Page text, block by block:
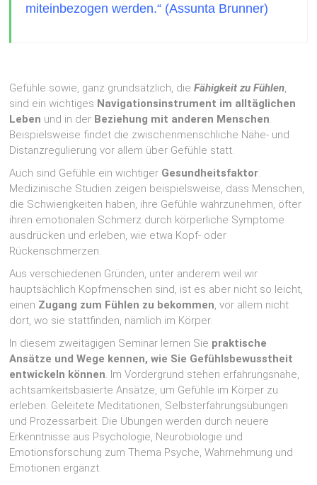
miteinbezogen werden.“ (Assunta Brunner)
Gefühle sowie, ganz grundsätzlich, dieFähigkeit zu Fühlen,
sind ein wichtiges Navigationsinstrument im alltäglichen
Leben und in der Beziehung mit anderen Menschen.
Beispielsweise findet die zwischenmenschliche Nähe- und
Distanzregulierung vor allem über Gefühle statt.
Auch sind Gefühle ein wichtiger Gesundheitsfaktor.
Medizinische Studien zeigen beispielsweise, dass Menschen,
die Schwierigkeiten haben, ihre Gefühle wahrzunehmen, öfter
ihren emotionalen Schmerz durch körperliche Symptome
ausdrücken und erleben, wie etwa Kopf- oder
Rückenschmerzen.
Aus verschiedenen Gründen, unter anderem weil wir
hauptsächlich Kopfmenschen sind, ist es aber nicht so leicht,
einen Zugang zum Fühlen zu bekommen, vor allem nicht
dort, wo sie stattfinden, nämlich im Körper.
In diesem zweitägigen Seminar lernen Sie praktische
Ansätze und Wege kennen, wie Sie Gefühlsbewusstheit
entwickeln können. Im Vordergrund stehen erfahrungsnahe,
achtsamkeitsbasierte Ansätze, um Gefühle im Körper zu
erleben. Geleitete Meditationen, Selbsterfahrungsübungen
und Prozessarbeit. Die Übungen werden durch neuere
Erkenntnisse aus Psychologie, Neurobiologie und
Emotionsforschung zum Thema Psyche, Wahrnehmung und
Emotionen ergänzt.